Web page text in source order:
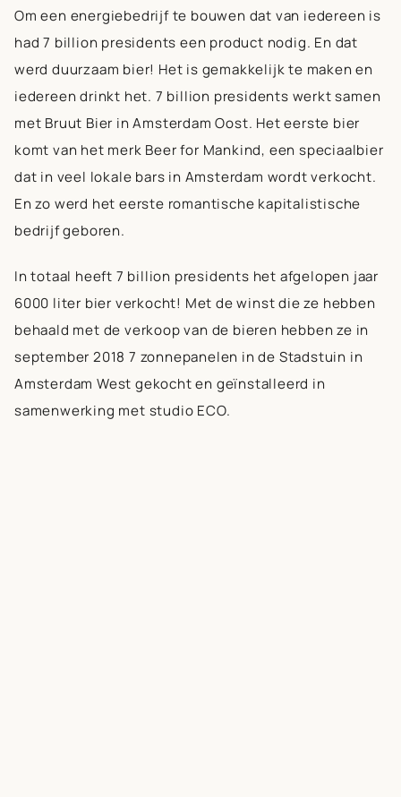
Om een energiebedrijf te bouwen dat van iedereen is
had 7 billion presidents een product nodig. En dat
werd duurzaam bier! Het is gemakkelijk te maken en
iedereen drinkt het. 7 billion presidents werkt samen
met Bruut Bier in Amsterdam Oost. Het eerste bier
komt van het merk Beer for Mankind, een speciaalbier
dat in veel lokale bars in Amsterdam wordt verkocht.
En zo werd het eerste romantische kapitalistische
bedrijf geboren.
In totaal heeft 7 billion presidents het afgelopen jaar
6000 liter bier verkocht! Met de winst die ze hebben
behaald met de verkoop van de bieren hebben ze in
september 2018 7 zonnepanelen in de Stadstuin in
Amsterdam West gekocht en geïnstalleerd in
samenwerking met studio ECO.